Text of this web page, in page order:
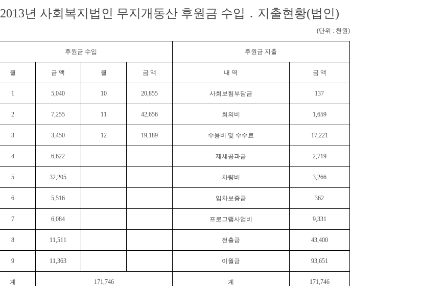
2013년 사회복지법인 무지개동산 후원금 수입 ․ 지출현황(법인)
(단위 : 천원)
후원금 수입 후원금 지출
월 금 액 월 금 액 내 역 금 액
1 5,040 10 20,855 사회보험부담금 137
2 7,255 11 42,656 회의비 1,659
3 3,450 12 19,189 수용비 및 수수료 17,221
4 6,622 제세공과금 2,719
5 32,205 차량비 3,266
6 5,516 임차보증금 362
7 6,084 프로그램사업비 9,331
8 11,511 전출금 43,400
9 11,363 이월금 93,651
계 171,746 계 171,746